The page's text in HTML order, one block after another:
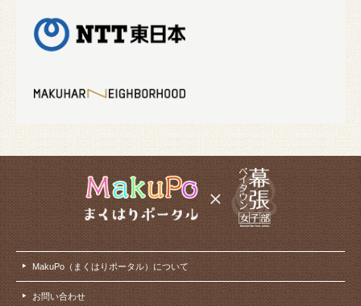
MakuPo（まくはりポータル）について
お問い合わせ